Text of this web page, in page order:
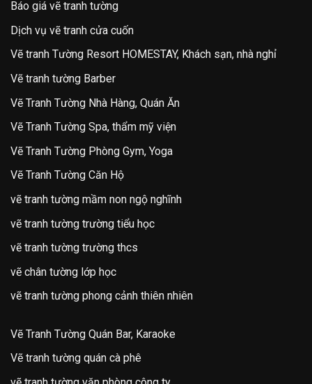
Báo giá vẽ tranh tường
Dịch vụ vẽ tranh cửa cuốn
Vẽ tranh Tường Resort HOMESTAY, Khách sạn, nhà nghỉ
Vẽ tranh tường Barber
Vẽ Tranh Tường Nhà Hàng, Quán Ăn
Vẽ Tranh Tường Spa, thẩm mỹ viện
Vẽ Tranh Tường Phòng Gym, Yoga
Vẽ Tranh Tường Căn Hộ
vẽ tranh tường mầm non ngộ nghĩnh
vẽ tranh tường trường tiểu học
vẽ tranh tường trường thcs
vẽ chân tường lớp học
vẽ tranh tường phong cảnh thiên nhiên
Vẽ Tranh Tường Quán Bar, Karaoke
Vẽ tranh tường quán cà phê